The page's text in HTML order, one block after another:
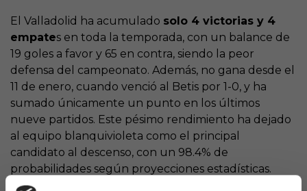
El Valladolid ha acumulado solo 4 victorias y 4
empates en toda la temporada, con un balance de
19 goles a favor y 65 en contra, siendo la peor
defensa del campeonato. Además, no gana desde el
11 de enero, cuando venció al Betis por 1-0, y ha
sumado únicamente un punto en los últimos
nueve partidos. Este pésimo rendimiento ha dejado
al equipo blanquivioleta como el principal
candidato al descenso, con un 98.4% de
probabilidades según proyecciones estadísticas.